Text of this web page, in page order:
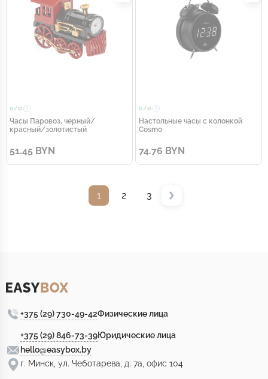
0/0
Часы Паровоз, черный/
красный/золотистый
51.45 BYN
0/0
Настольные часы с колонкой
Cosmo
74.76 BYN
1 2 3
+375 (29) 730-49-42Физические лица
+375 (29) 846-73-39Юридические лица
hello@easybox.by
г. Минск, ул. Чеботарева, д. 7а, офис 104